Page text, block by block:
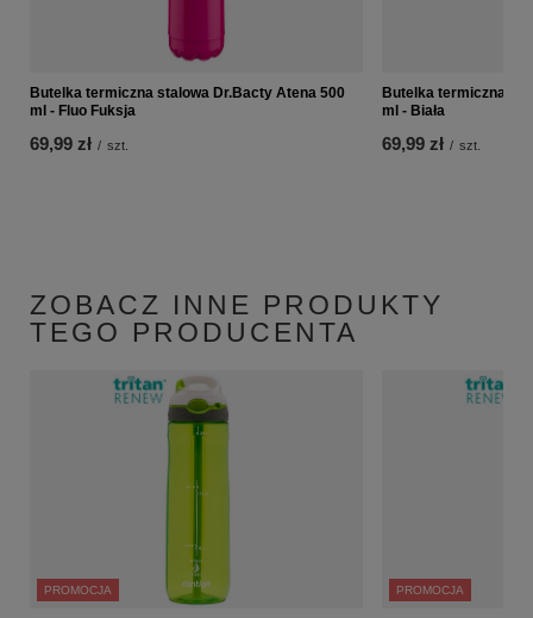
Butelka termiczna stalowa Dr.Bacty Atena 500
ml - Fluo Fuksja
69,99 zł / szt.
Butelka termiczna
ml - Biała
69,99 zł / szt.
ZOBACZ INNE PRODUKTY
TEGO PRODUCENTA
PROMOCJA PROMOCJA